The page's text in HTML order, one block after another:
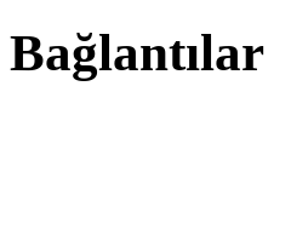
Bağlantılar